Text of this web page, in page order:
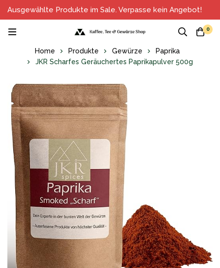
Ausgewählte Produkte im Sale. Verpasse kein Angebot!
0
Home Produkte Gewürze
Paprika
JKR Scharfes Geräuchertes Paprikapulver 500g